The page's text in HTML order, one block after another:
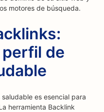
motores de búsqueda.
de
es esencial para
herramienta Backlink